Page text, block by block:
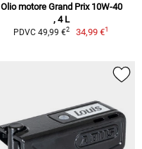
Olio motore Grand Prix 10W-40
, 4 L
PDVC 49,99 €2 34,99 €1